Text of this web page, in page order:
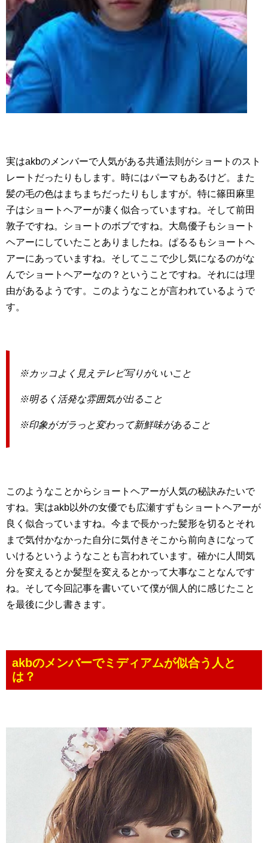
実はakbのメンバーで人気がある共通法則がショートのスト
レートだったりもします。時にはパーマもあるけど。また
髪の毛の色はまちまちだったりもしますが。特に篠田麻里
子はショートヘアーが凄く似合っていますね。そして前田
敦子ですね。ショートのボブですね。大島優子もショート
ヘアーにしていたことありましたね。ぱるるもショートヘ
アーにあっていますね。そしてここで少し気になるのがな
んでショートヘアーなの？ということですね。それには理
由があるようです。このようなことが言われているようで
す。
※カッコよく見えテレビ写りがいいこと
※明るく活発な雰囲気が出ること
※印象がガラっと変わって新鮮味があること
このようなことからショートヘアーが人気の秘訣みたいで
すね。実はakb以外の女優でも広瀬すずもショートヘアーが
良く似合っていますね。今まで長かった髪形を切るとそれ
まで気付かなかった自分に気付きそこから前向きになって
いけるというようなことも言われています。確かに人間気
分を変えるとか髪型を変えるとかって大事なことなんです
ね。そして今回記事を書いていて僕が個人的に感じたこと
を最後に少し書きます。
akbのメンバーでミディアムが似合う人と
は？